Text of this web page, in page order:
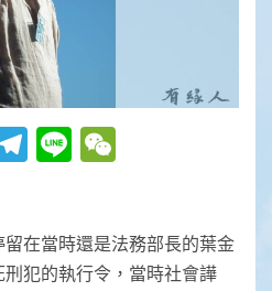
Telegram
Line
在當時還是法務部長的葉金
犯的執行令，當時社會譁